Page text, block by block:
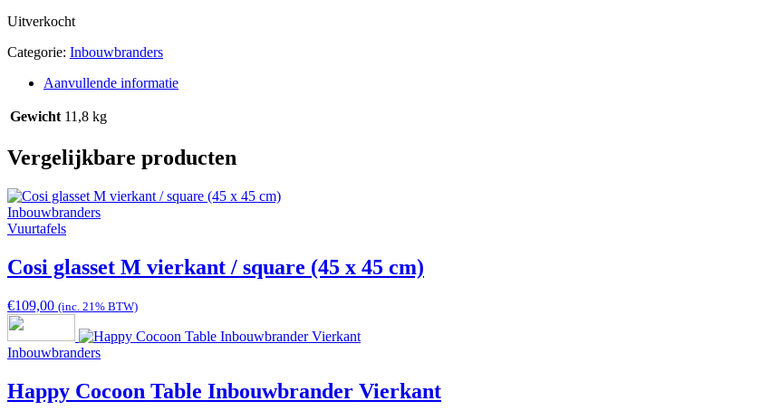
Uitverkocht
Categorie: Inbouwbranders
Aanvullende informatie
Gewicht 11,8 kg
Vergelijkbare producten
Inbouwbranders
Vuurtafels
Cosi glasset M vierkant / square (45 x 45 cm)
€109,00 (inc. 21% BTW)
Inbouwbranders
Happy Cocoon Table Inbouwbrander Vierkant